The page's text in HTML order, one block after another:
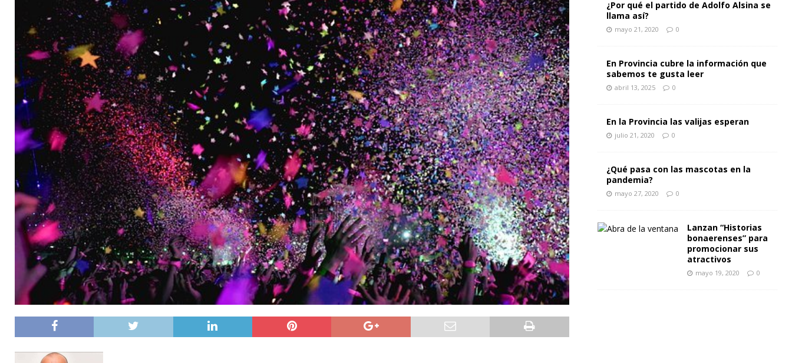
¿Por qué el partido de Adolfo Alsina se
llama así?
mayo 21, 2020 0
En Provincia cubre la información que
sabemos te gusta leer
abril 13, 2025 0
En la Provincia las valijas esperan
julio 21, 2020 0
¿Qué pasa con las mascotas en la
pandemia?
mayo 27, 2020 0
Lanzan “Historias
bonaerenses” para
promocionar sus
atractivos
mayo 19, 2020 0